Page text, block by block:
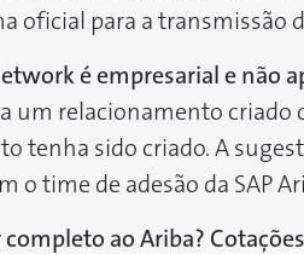
oficial para a transmissão
é empresarial e não
um relacionamento
tenha sido criado. A
o time de adesão da SAP
ao Ariba?